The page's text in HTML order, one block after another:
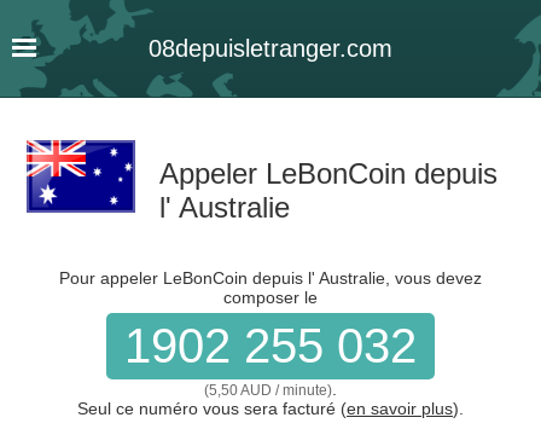
08depuisletranger.com
Appeler LeBonCoin depuis
l' Australie
Pour appeler LeBonCoin depuis l' Australie, vous devez
composer le
1902 255 032
(5,50 AUD / minute)
Seul ce numéro vous sera facturé (en savoir plus).